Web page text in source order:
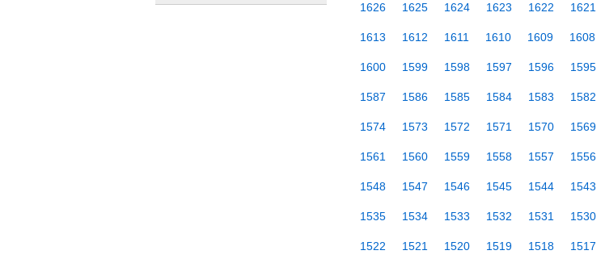
1626 1625 1624 1623 1622 1621
1613 1612 1611 1610 1609 1608
1600 1599 1598 1597 1596 1595
1587 1586 1585 1584 1583 1582
1574 1573 1572 1571 1570 1569
1561 1560 1559 1558 1557 1556
1548 1547 1546 1545 1544 1543
1535 1534 1533 1532 1531 1530
1522 1521 1520 1519 1518 1517